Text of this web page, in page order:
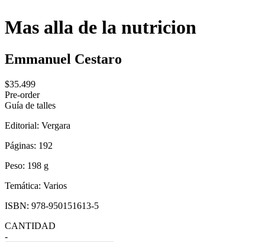
Mas alla de la nutricion
Emmanuel Cestaro
$35.499
Pre-order
Guía de talles
Editorial: Vergara
Páginas: 192
Peso: 198 g
Temática: Varios
ISBN: 978-950151613-5
CANTIDAD
-